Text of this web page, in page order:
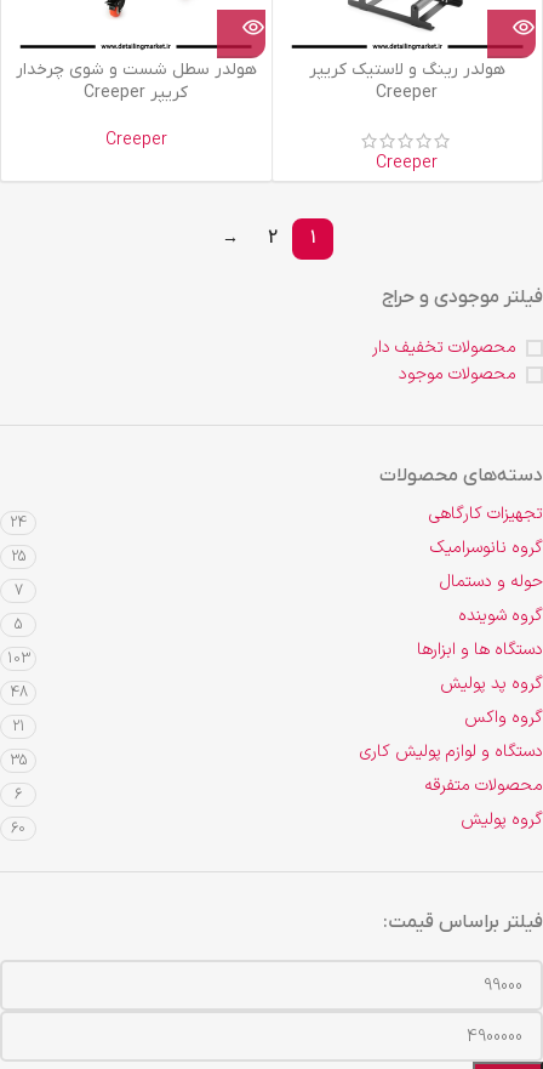
فیلتر موجودی و حراج
محصولات تخفیف دار
محصولات موجود
دسته‌های محصولات
تجهیزات کارگاهی 24
گروه نانوسرامیک 25
حوله و دستمال 7
گروه شوینده 5
دستگاه ها و ابزارها 103
گروه پد پولیش 48
گروه واکس 21
دستگاه و لوازم پولیش کاری 35
محصولات متفرقه 6
گروه پولیش 60
فیلتر براساس قیمت:
هولدر رینگ و لاستیک کریپر
Creeper
Creeper
هولدر سطل شست و شوی چرخدار
کریپر Creeper
Creeper
1
2
→